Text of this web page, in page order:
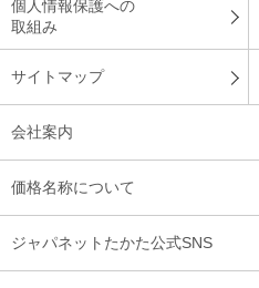
個人情報保護への
取組み
サイトマップ
会社案内
価格名称について
ジャパネットたかた公式SNS